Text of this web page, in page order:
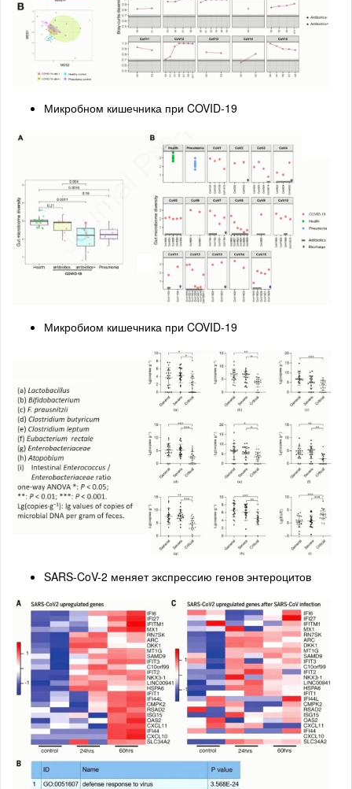
Микробном кишечника при COVID-19
Микробиом кишечника при COVID-19
SARS-CoV-2 меняет экспрессию генов энтероцитов